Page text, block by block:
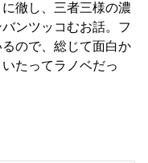
徹し、三者三様の濃
ンツッコむお話。フ
ので、総じて面白か
たってラノベだっ